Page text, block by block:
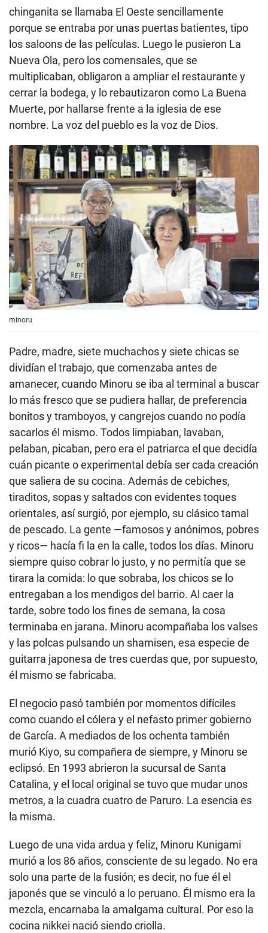
chinganita se llamaba El Oeste sencillamente
porque se entraba por unas puertas batientes, tipo
los saloons de las películas. Luego le pusieron La
Nueva Ola, pero los comensales, que se
multiplicaban, obligaron a ampliar el restaurante y
cerrar la bodega, y lo rebautizaron como La Buena
Muerte, por hallarse frente a la iglesia de ese
nombre. La voz del pueblo es la voz de Dios.
minoru
Padre, madre, siete muchachos y siete chicas se
dividían el trabajo, que comenzaba antes de
amanecer, cuando Minoru se iba al terminal a buscar
lo más fresco que se pudiera hallar, de preferencia
bonitos y tramboyos, y cangrejos cuando no podía
sacarlos él mismo. Todos limpiaban, lavaban,
pelaban, picaban, pero era el patriarca el que decidía
cuán picante o experimental debía ser cada creación
que saliera de su cocina. Además de cebiches,
tiraditos, sopas y saltados con evidentes toques
orientales, así surgió, por ejemplo, su clásico tamal
de pescado. La gente —famosos y anónimos, pobres
y ricos— hacía fi la en la calle, todos los días. Minoru
siempre quiso cobrar lo justo, y no permitía que se
tirara la comida: lo que sobraba, los chicos se lo
entregaban a los mendigos del barrio. Al caer la
tarde, sobre todo los fines de semana, la cosa
terminaba en jarana. Minoru acompañaba los valses
y las polcas pulsando un shamisen, esa especie de
guitarra japonesa de tres cuerdas que, por supuesto,
él mismo se fabricaba.
El negocio pasó también por momentos difíciles
como cuando el cólera y el nefasto primer gobierno
de García. A mediados de los ochenta también
murió Kiyo, su compañera de siempre, y Minoru se
eclipsó. En 1993 abrieron la sucursal de Santa
Catalina, y el local original se tuvo que mudar unos
metros, a la cuadra cuatro de Paruro. La esencia es
la misma.
Luego de una vida ardua y feliz, Minoru Kunigami
murió a los 86 años, consciente de su legado. No era
solo una parte de la fusión; es decir, no fue él el
japonés que se vinculó a lo peruano. Él mismo era la
mezcla, encarnaba la amalgama cultural. Por eso la
cocina nikkei nació siendo criolla.